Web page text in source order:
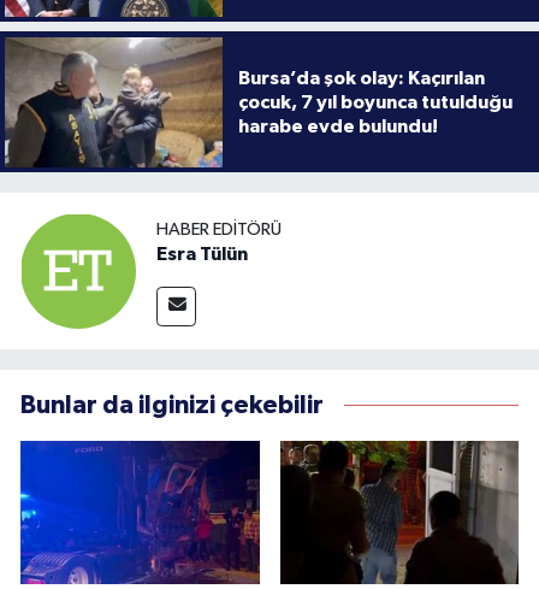
Bursa’da şok olay: Kaçırılan
çocuk, 7 yıl boyunca tutulduğu
harabe evde bulundu!
HABER EDITÖRÜ
Esra Tülün
Bunlar da ilginizi çekebilir